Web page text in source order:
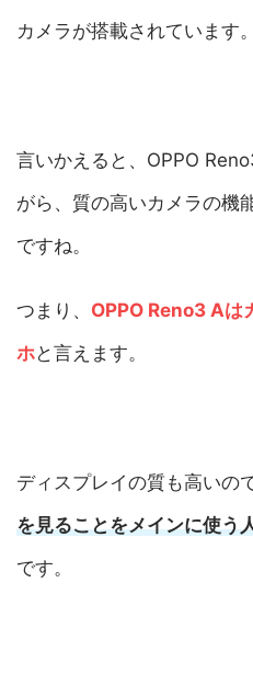
カメラが搭載されています。
言いかえると、OPPO
がら、質の高いカメラの機
ですね。
つまり、 OPPO Reno3 Aは
ホと言えます。
ディスプレイの質も高いので
を見ることをメインに使う
です。